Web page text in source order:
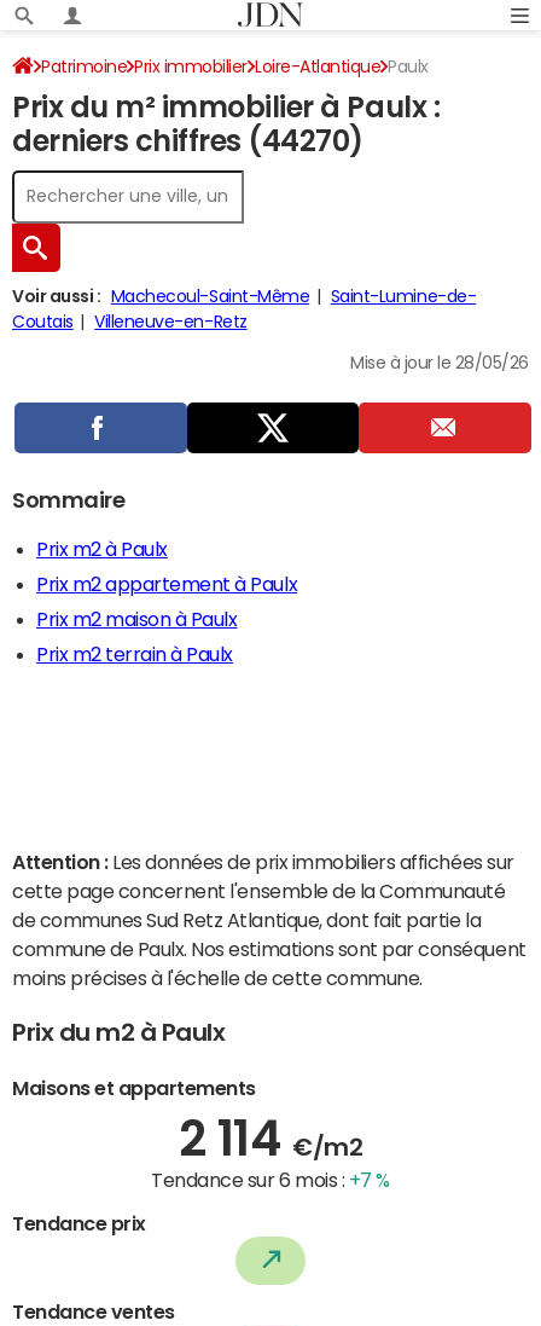
Patrimoine Prix immobilier Loire-Atlantique Paulx
Prix du m² immobilier à Paulx :
derniers chiffres (44270)
Voir aussi : Machecoul-Saint-Même
Saint-Lumine-de-
Coutais
Villeneuve-en-Retz
Mise à jour le 28/05/26
Sommaire
Prix m2 à Paulx
Prix m2 appartement à Paulx
Prix m2 maison à Paulx
Prix m2 terrain à Paulx
Attention : Les données de prix immobiliers affichées sur
cette page concernent l'ensemble de la Communauté
de communes Sud Retz Atlantique, dont fait partie la
commune de Paulx. Nos estimations sont par conséquent
moins précises à l'échelle de cette commune.
Prix du m2 à Paulx
Maisons et appartements
2 114 €/m2
Tendance sur 6 mois : +7 %
Tendance prix
Tendance ventes